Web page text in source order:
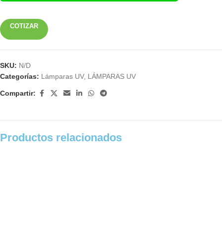
COTIZAR
SKU: N/D
Categorías: Lámparas UV, LÁMPARAS UV
Compartir:
Productos relacionados